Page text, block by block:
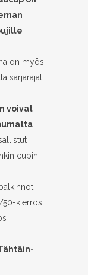
on myös
sarjarajat
voivat
cupin
50-kierros